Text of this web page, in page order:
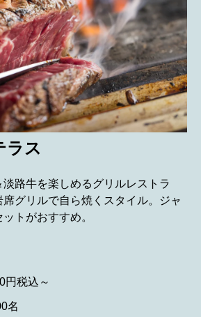
ラス
路牛を楽しめるグリルレストラ
グリルで自ら焼くスタイル。ジャ
トがおすすめ。
税込～
名